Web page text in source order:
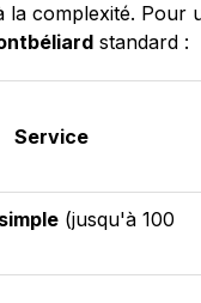
la complexité. Pour
standard :
Service
(jusqu'à 100